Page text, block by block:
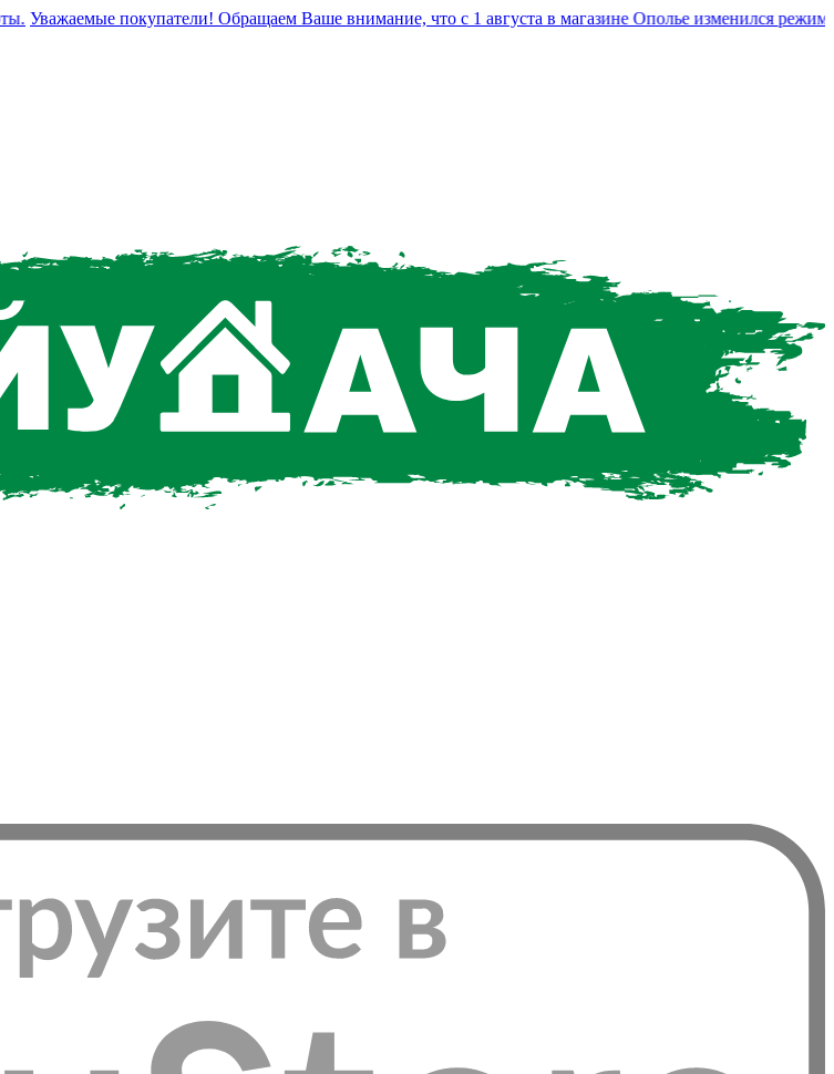
Уважаемые покупатели! Обращаем Ваше внимание, что с 1 августа в магазине Ополье изменился режим